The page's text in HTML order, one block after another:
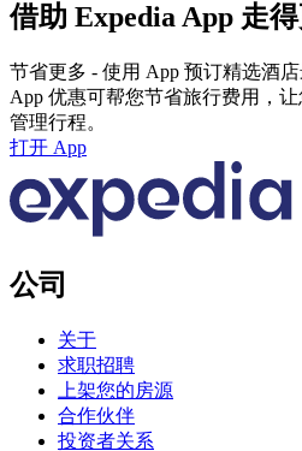
借助 Expedia App 走
节省更多 - 使用 App 预订精选酒
App 优惠可帮您节省旅行费用，
管理行程。
打开 App
公司
关于
求职招聘
上架您的房源
合作伙伴
投资者关系